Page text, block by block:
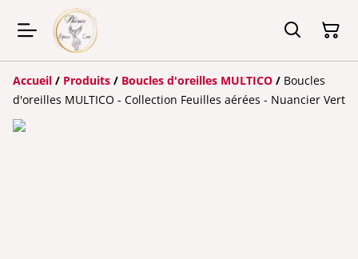
Accueil / Produits / Boucles d'oreilles MULTICO / Boucles
d'oreilles MULTICO - Collection Feuilles aérées - Nuancier Vert